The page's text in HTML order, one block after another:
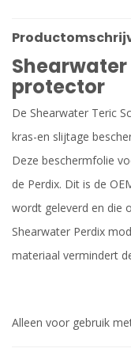
Shearwater
protector
De Shearwater Teric
kras-en slijtage
Deze beschermfolie
de Perdix. Dit is de
wordt geleverd en die
Shearwater Perdix
materiaal vermindert
Alleen voor gebruik